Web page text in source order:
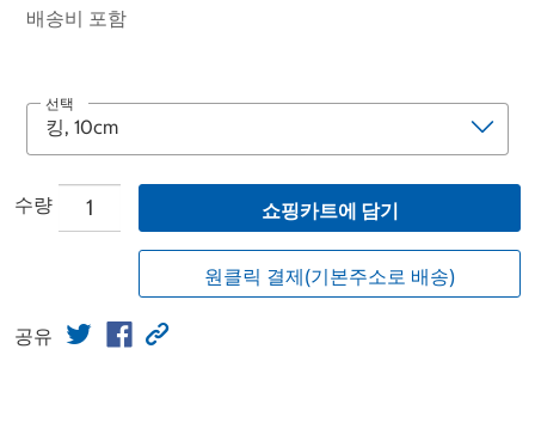
배송비 포함
선택
수량 쇼핑카트에 담기
원클릭 결제(기본주소로 배송)
공유